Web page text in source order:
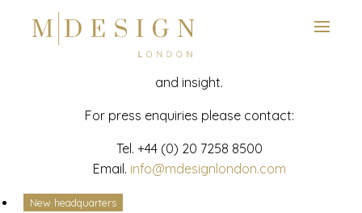
News
Latest mdesign development project and advisory news
and insight.
For press enquiries please contact:
Tel. +44 (0) 20 7258 8500
Email. info@mdesignlondon.com
New headquarters